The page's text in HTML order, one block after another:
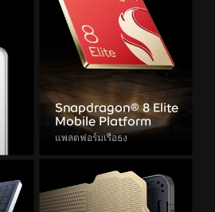
Snapdragon®8 Elite
Mobile Platform
แพลตฟอร์มเรือธง